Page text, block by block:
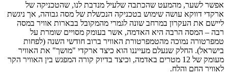
אפשר לשער, מהמעט שהכתבה שלעיל מנדבת לנו, שהטכניקה של
ארקדי דווקא עושה שימוש בטכניקה הנכשלת של מסה גבוהה, אך ניגשת
ליישם את העקרון במרחב שונה לגמרי מהמקובל בבארות אוויר במסה
רבה – המסה הרבה היא האדמה, אשר בעומק מסויים שומרת על
טמפרטורה נמוכה מהטמפרטורת האוויר ברוב חודשי השנה (לפחות
בישראל). החלק שנעלם מעייננו הוא כיצד ארקדי "מושך" את האוויר
מעומק של 12 מטרים באדמה, וכיצד בדיוק קורה המפגש בין האוויר הקר
לאוויר החם והלח.